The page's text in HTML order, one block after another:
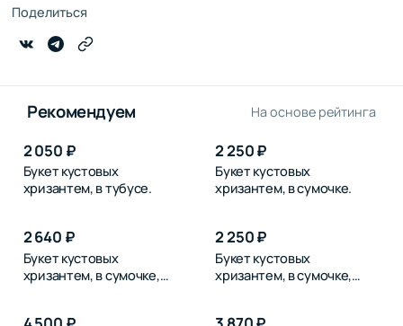
Поделиться
Рекомендуем На основе рейтинга
2 050 ₽
Букет кустовых
хризантем, в тубусе.
2 250 ₽
Букет кустовых
хризантем, в сумочке.
2 640 ₽
Букет кустовых
хризантем, в сумочке,
2 250 ₽
Букет кустовых
хризантем, в сумочке,